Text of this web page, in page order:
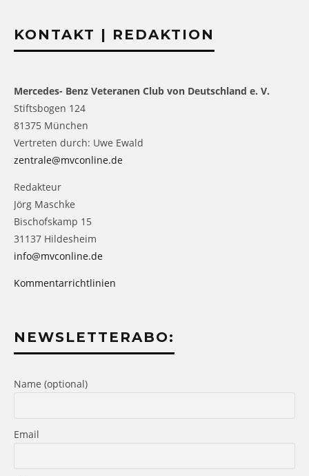
KONTAKT | REDAKTION
Mercedes- Benz Veteranen Club von Deutschland e. V.
Stiftsbogen 124
81375 München
Vertreten durch: Uwe Ewald
zentrale@mvconline.de
Redakteur
Jörg Maschke
Bischofskamp 15
31137 Hildesheim
info@mvconline.de
Kommentarrichtlinien
NEWSLETTERABO:
Name (optional)
Email